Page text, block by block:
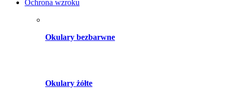
Ochrona wzroku
Okulary bezbarwne
Okulary żółte